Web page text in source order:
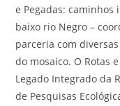
e Pegadas:
baixo rio Negro –
parceria com
do mosaico. O Rotas
Legado Integrado da
de Pesquisas